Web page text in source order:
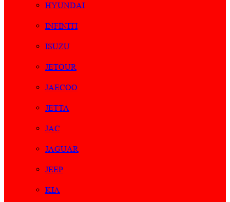
HYUNDAI
INFINITI
ISUZU
JETOUR
JAECOO
JETTA
JAC
JAGUAR
JEEP
KIA